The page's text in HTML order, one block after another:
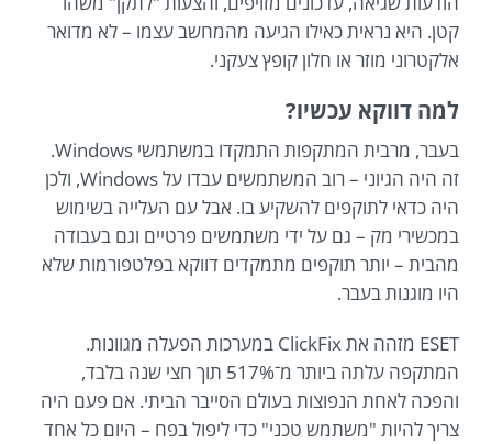
קטן. היא נראית כאילו הגיעה מהמחשב עצמו – לא מדואר
אלקטרוני מוזר או חלון קופץ צעקני.
למה דווקא עכשיו?
בעבר, מרבית המתקפות התמקדו במשתמשי Windows.
זה היה הגיוני – רוב המשתמשים עבדו על Windows, ולכן
היה כדאי לתוקפים להשקיע בו. אבל עם העלייה בשימוש
במכשירי מק – גם על ידי משתמשים פרטיים וגם בעבודה
מהבית – יותר תוקפים מתמקדים דווקא בפלטפורמות שלא
היו מוגנות בעבר.
ESET מזהה את ClickFix במערכות הפעלה מגוונות.
המתקפה עלתה ביותר מ־517% תוך חצי שנה בלבד,
והפכה לאחת הנפוצות בעולם הסייבר הביתי. אם פעם היה
צריך להיות "משתמש טכני" כדי ליפול בפח – היום כל אחד